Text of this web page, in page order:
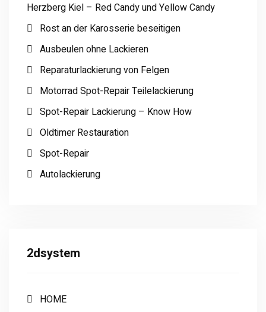
Herzberg Kiel – Red Candy und Yellow Candy
Rost an der Karosserie beseitigen
Ausbeulen ohne Lackieren
Reparaturlackierung von Felgen
Motorrad Spot-Repair Teilelackierung
Spot-Repair Lackierung – Know How
Oldtimer Restauration
Spot-Repair
Autolackierung
2dsystem
HOME